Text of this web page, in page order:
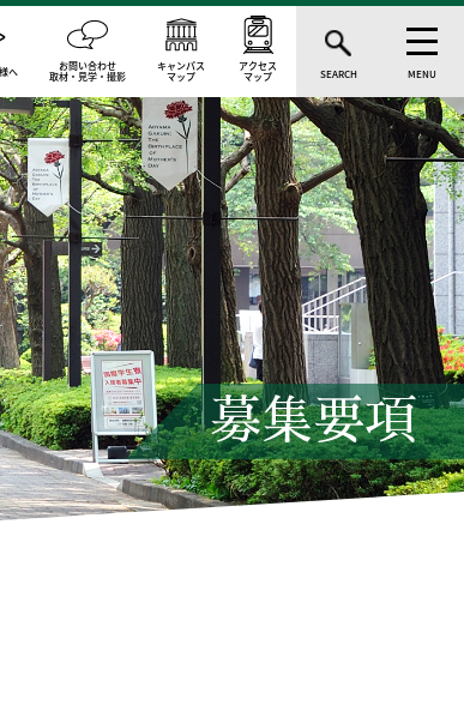
へ お問い合わせ
取材・見学・撮影
キャンパス
マップ
アクセス
マップ SEARCH MENU
募集要項